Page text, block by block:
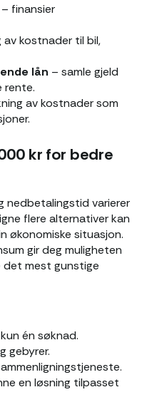
– finansier
av kostnader til bil,
lån – samle gjeld
rente.
av kostnader som
kr for bedre
nedbetalingstid varierer
flere alternativer kan
økonomiske situasjon.
gir deg muligheten
det mest gunstige
én søknad.
gebyrer.
en løsning tilpasset